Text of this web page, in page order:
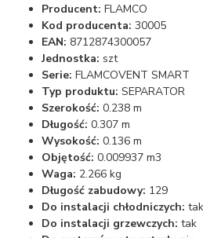
Producent: FLAMCO
Kod producenta: 30005
EAN: 8712874300057
Jednostka: szt
Serie: FLAMCOVENT SMART
Typ produktu: SEPARATOR
Szerokość: 0.238 m
Długość: 0.307 m
Wysokość: 0.136 m
Objętość: 0.009937 m3
Waga: 2.266 kg
Długość zabudowy: 129
Do instalacji chłodniczych: tak
Do instalacji grzewczych: tak